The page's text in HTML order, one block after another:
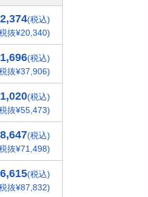
(税込)
抜¥20,340)
(税込)
抜¥37,906)
(税込)
抜¥55,473)
(税込)
抜¥71,498)
(税込)
抜¥87,832)